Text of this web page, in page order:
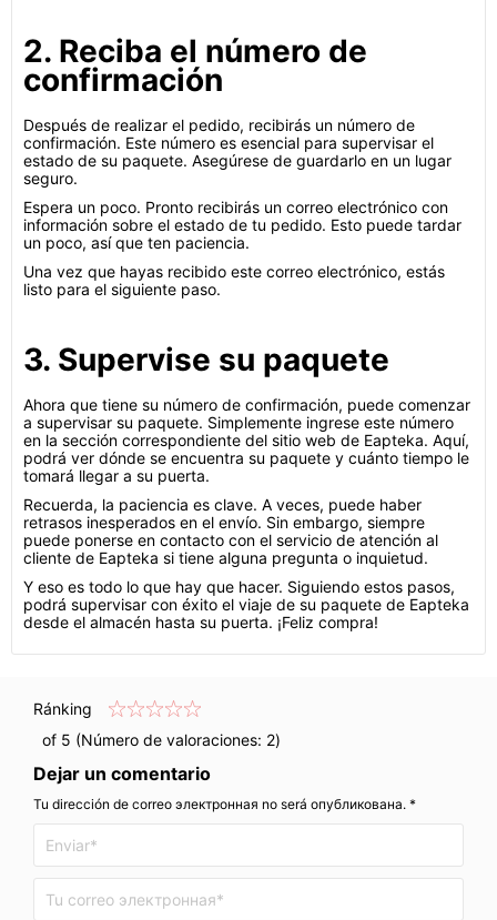
2. Reciba el número de
confirmación
Después de realizar el pedido, recibirás un número de
confirmación. Este número es esencial para supervisar el
estado de su paquete. Asegúrese de guardarlo en un lugar
seguro.
Espera un poco. Pronto recibirás un correo electrónico con
información sobre el estado de tu pedido. Esto puede tardar
un poco, así que ten paciencia.
Una vez que hayas recibido este correo electrónico, estás
listo para el siguiente paso.
3. Supervise su paquete
Ahora que tiene su número de confirmación, puede comenzar
a supervisar su paquete. Simplemente ingrese este número
en la sección correspondiente del sitio web de Eapteka. Aquí,
podrá ver dónde se encuentra su paquete y cuánto tiempo le
tomará llegar a su puerta.
Recuerda, la paciencia es clave. A veces, puede haber
retrasos inesperados en el envío. Sin embargo, siempre
puede ponerse en contacto con el servicio de atención al
cliente de Eapteka si tiene alguna pregunta o inquietud.
Y eso es todo lo que hay que hacer. Siguiendo estos pasos,
podrá supervisar con éxito el viaje de su paquete de Eapteka
desde el almacén hasta su puerta. ¡Feliz compra!
Ránking
of 5 (Número de valoraciones: 2)
Dejar un comentario
Tu dirección de correo электронная no será опубликована. *